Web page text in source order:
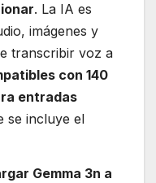
. La IA es
imágenes y
transcribir voz a
con 140
entradas
se incluye el
Gemma 3n a